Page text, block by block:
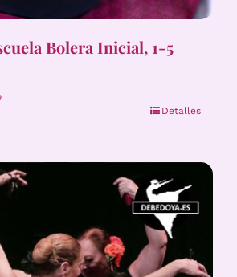
Bolera Inicial, 1-5
Detalles